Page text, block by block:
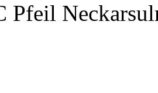
Pfeil